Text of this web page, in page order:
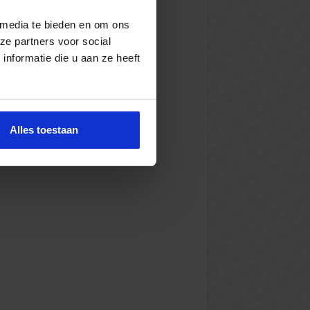
te bieden en om ons
partners voor social
die u aan ze heeft
Alles toestaan